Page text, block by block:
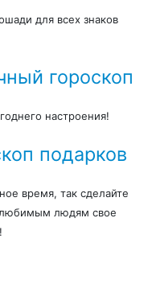
для всех знаков
гороскоп
настроения!
подарков
время, так сделайте
любимым людям свое